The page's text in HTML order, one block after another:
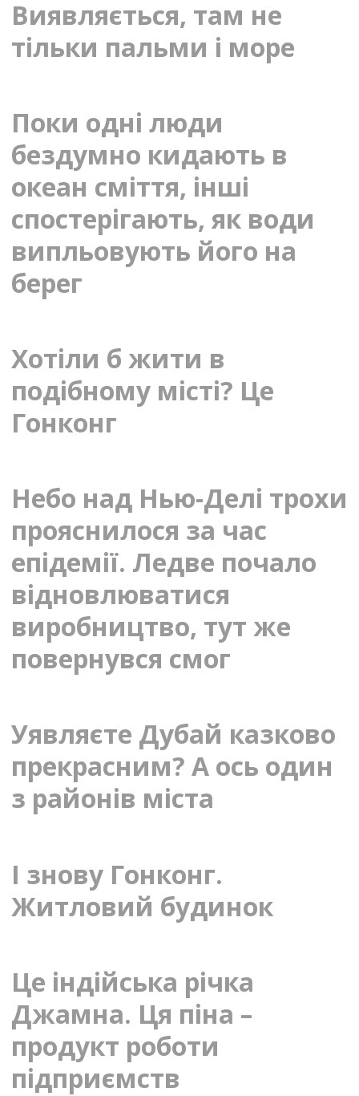
Виявляється, там не
тільки пальми і море
Поки одні люди
бездумно кидають в
океан сміття, інші
спостерігають, як води
випльовують його на
берег
Хотіли б жити в
подібному місті? Це
Гонконг
Небо над Нью-Делі трохи
прояснилося за час
епідемії. Ледве почало
відновлюватися
виробництво, тут же
повернувся смог
Уявляєте Дубай казково
прекрасним? А ось один
з районів міста
І знову Гонконг.
Житловий будинок
Це індійська річка
Джамна. Ця піна –
продукт роботи
підприємств